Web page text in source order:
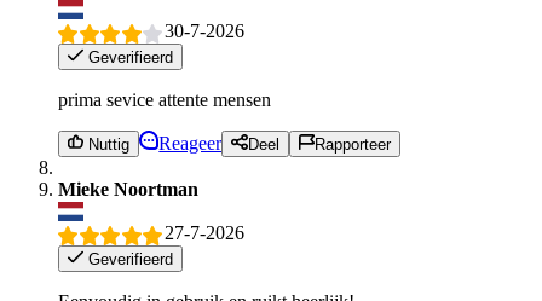
30-7-2026
Geverifieerd
prima sevice attente mensen
Nuttig Reageer Deel Rapporteer
Mieke Noortman
27-7-2026
Geverifieerd